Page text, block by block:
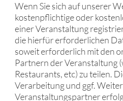
Wenn Sie sich auf unserer
kostenpflichtige oder
einer Veranstaltung
die hierfür erforderlichen
soweit erforderlich mit den
Partnern der Veranstaltung
Restaurants, etc) zu teilen.
Verarbeitung und ggf.
Veranstaltungspartner